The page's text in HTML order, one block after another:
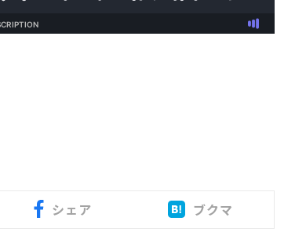
シェア ブクマ